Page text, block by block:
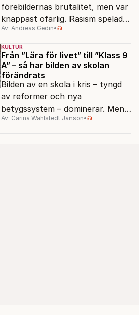
förebildernas brutalitet, men var
knappast ofarlig. Rasism spelades
ned i förmån för "kultur". Känns
det igen?
Av: Andreas Gedin•
KULTUR
Från ”Lära för livet” till ”Klass 9
A” – så har bilden av skolan
förändrats
Bilden av en skola i kris – tyngd
av reformer och nya
betygssystem – dominerar. Men
vem äger berättelsen om skolan?
Av: Carina Wahlstedt Janson•